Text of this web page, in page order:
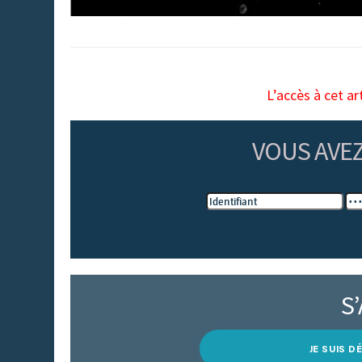
L’accès à cet
VOUS
JE SUIS